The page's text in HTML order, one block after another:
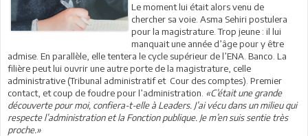
Le moment lui était alors venu de
chercher sa voie. Asma Sehiri postulera
pour la magistrature. Trop jeune : il lui
manquait une année d’âge pour y être
admise. En parallèle, elle tentera le cycle supérieur de l’ENA. Banco. La
filière peut lui ouvrir une autre porte de la magistrature, celle
administrative (Tribunal administratif et Cour des comptes). Premier
contact, et coup de foudre pour l’administration. «C’était une grande
découverte pour moi, confiera-t-elle à Leaders. J’ai vécu dans un milieu qui
respecte l’administration et la Fonction publique. Je m’en suis sentie très
proche.»